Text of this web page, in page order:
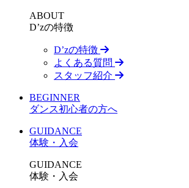
ABOUT
D’zの特徴
D’zの特徴
よくある質問
スタッフ紹介
BEGINNER
ダンス初心者の方へ
GUIDANCE
体験・入会
GUIDANCE
体験・入会